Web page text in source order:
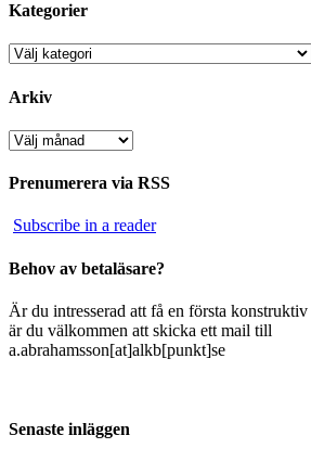
Kategorier
Kategorier
Arkiv
Arkiv
Prenumerera via RSS
Subscribe in a reader
Behov av betaläsare?
Är du intresserad att få en första
är du välkommen att skicka ett mail till
a.abrahamsson[at]alkb[punkt]se
Senaste inläggen